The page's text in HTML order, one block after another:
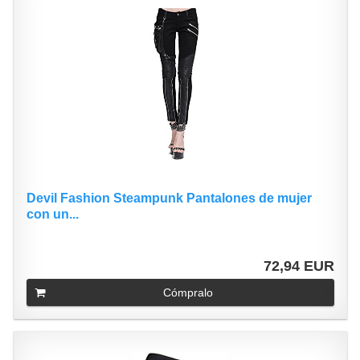
Devil Fashion Steampunk Pantalones de mujer
con un...
72,94 EUR
Cómpralo